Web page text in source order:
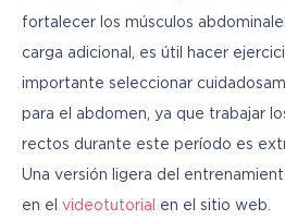
fortalecer los músculos
carga adicional, es útil hacer
importante seleccionar
para el abdomen, ya que trabajar
rectos durante este período es
Una versión ligera del
en el videotutorial en el sitio web.